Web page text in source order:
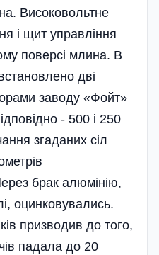
Високовольтне
і щит управління
поверсі млина. В
дві
заводу «Фойт»
- 500 і 250
згаданих сіл
брак алю­мінію,
оцинковув­ались.
призводив до того,
падала до 20